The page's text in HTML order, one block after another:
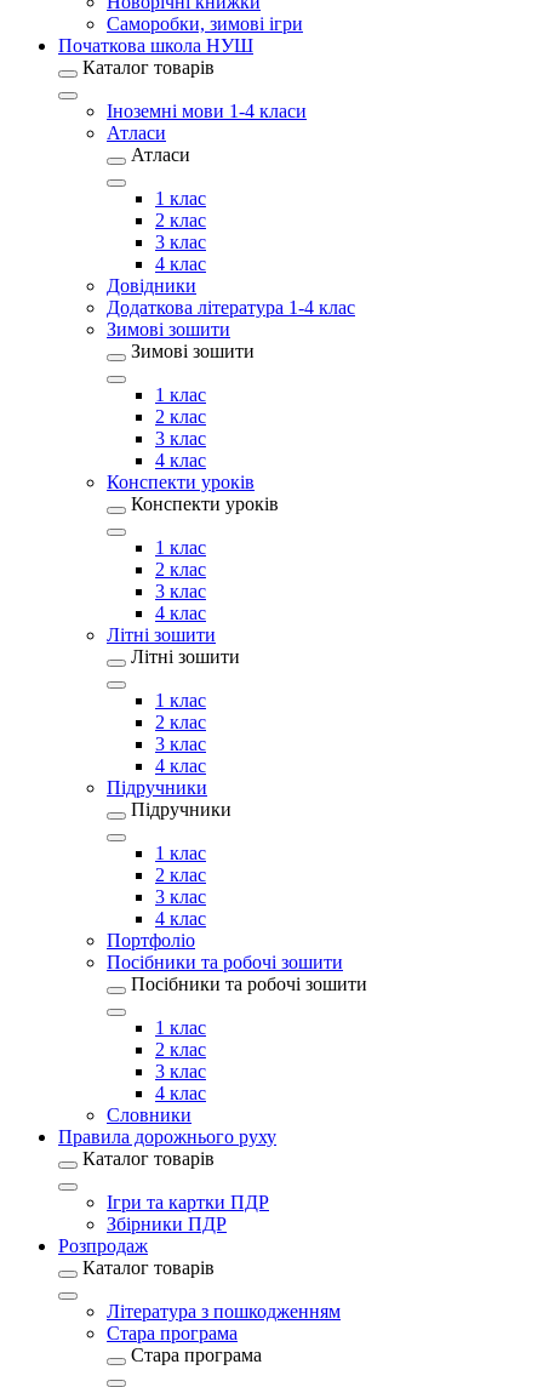
Саморобки, зимові ігри
Початкова школа НУШ
Каталог товарів
Іноземні мови 1-4 класи
Атласи
Атласи
1 клас
2 клас
3 клас
4 клас
Довідники
Додаткова література 1-4 клас
Зимові зошити
Зимові зошити
1 клас
2 клас
3 клас
4 клас
Конспекти уроків
Конспекти уроків
1 клас
2 клас
3 клас
4 клас
Літні зошити
Літні зошити
1 клас
2 клас
3 клас
4 клас
Підручники
Підручники
1 клас
2 клас
3 клас
4 клас
Портфоліо
Посібники та робочі зошити
Посібники та робочі зошити
1 клас
2 клас
3 клас
4 клас
Словники
Правила дорожнього руху
Каталог товарів
Ігри та картки ПДР
Збірники ПДР
Розпродаж
Каталог товарів
Література з пошкодженням
Стара програма
Стара програма